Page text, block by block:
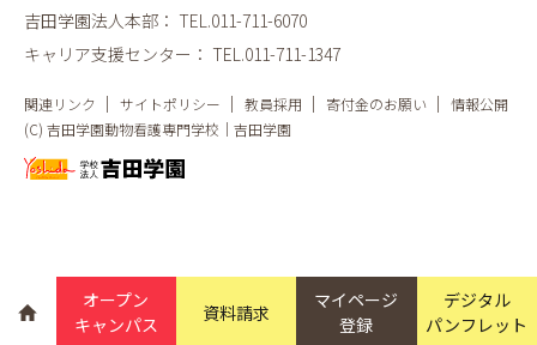
吉田学園法人本部： TEL.011-711-6070
キャリア支援センター： TEL.011-711-1347
関連リンク サイトポリシー 教員採用 寄付金のお願い
情報公開
(C) 吉田学園動物看護専門学校｜吉田学園
オープン
キャンパス
資料請求
マイページ
登録
デジタル
パンフレット